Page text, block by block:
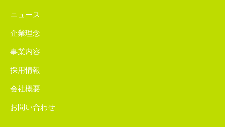
ニュース
企業理念
事業内容
採用情報
会社概要
お問い合わせ